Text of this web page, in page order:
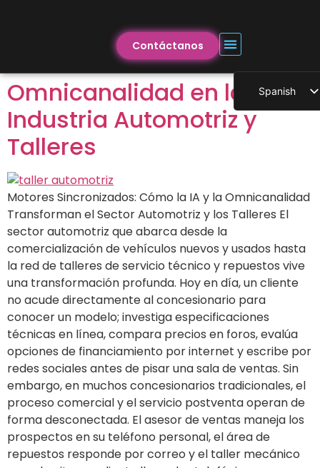
Contáctanos
Spanish
Omnicanalidad en la
Industria Automotriz y
Talleres
Motores Sincronizados: Cómo la IA y la Omnicanalidad
Transforman el Sector Automotriz y los Talleres El
sector automotriz que abarca desde la
comercialización de vehículos nuevos y usados hasta
la red de talleres de servicio técnico y repuestos vive
una transformación profunda. Hoy en día, un cliente
no acude directamente al concesionario para
conocer un modelo; investiga especificaciones
técnicas en línea, compara precios en foros, evalúa
opciones de financiamiento por internet y escribe por
redes sociales antes de pisar una sala de ventas. Sin
embargo, en muchos concesionarios tradicionales, el
proceso comercial y el servicio postventa operan de
forma desconectada. El asesor de ventas maneja los
prospectos en su teléfono personal, el área de
repuestos responde por correo y el taller mecánico